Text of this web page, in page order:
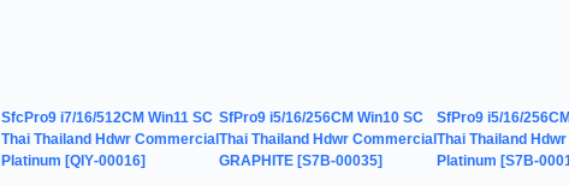
SfcPro9 i7/16/512CM Win11 SC
Thai Thailand Hdwr Commercial
Platinum [QIY-00016]
SfPro9 i5/16/256CM Win10 SC
Thai Thailand Hdwr Commercial
GRAPHITE [S7B-00035]
SfPro9 i5/16/
Thai Thailand
Platinum [S7B-